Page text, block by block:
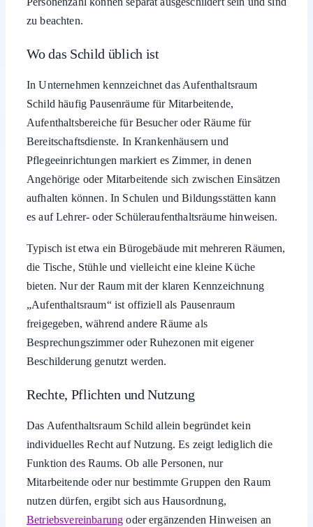
zu beachten.
Wo das Schild üblich ist
In Unternehmen kennzeichnet das Aufenthaltsraum
Schild häufig Pausenräume für Mitarbeitende,
Aufenthaltsbereiche für Besucher oder Räume für
Bereitschaftsdienste. In Krankenhäusern und
Pflegeeinrichtungen markiert es Zimmer, in denen
Angehörige oder Mitarbeitende sich zwischen Einsätzen
aufhalten können. In Schulen und Bildungsstätten kann
es auf Lehrer- oder Schüleraufenthaltsräume hinweisen.
Typisch ist etwa ein Bürogebäude mit mehreren Räumen,
die Tische, Stühle und vielleicht eine kleine Küche
bieten. Nur der Raum mit der klaren Kennzeichnung
„Aufenthaltsraum“ ist offiziell als Pausenraum
freigegeben, während andere Räume als
Besprechungszimmer oder Ruhezonen mit eigener
Beschilderung genutzt werden.
Rechte, Pflichten und Nutzung
Das Aufenthaltsraum Schild allein begründet kein
individuelles Recht auf Nutzung. Es zeigt lediglich die
Funktion des Raums. Ob alle Personen, nur
Mitarbeitende oder nur bestimmte Gruppen den Raum
nutzen dürfen, ergibt sich aus Hausordnung,
Betriebsvereinbarung oder ergänzenden Hinweisen an